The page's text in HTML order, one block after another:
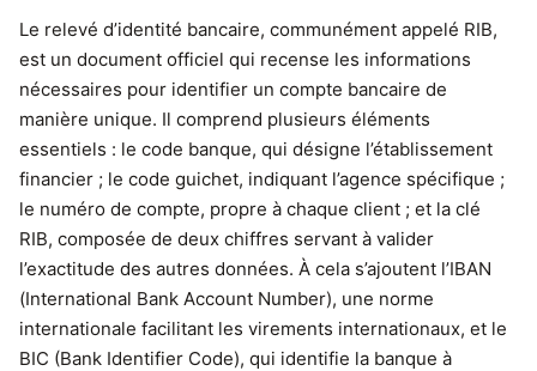
Le relevé d’identité bancaire, communément appelé RIB,
est un document officiel qui recense les informations
nécessaires pour identifier un compte bancaire de
manière unique. Il comprend plusieurs éléments
essentiels : le code banque, qui désigne l’établissement
financier ; le code guichet, indiquant l’agence spécifique ;
le numéro de compte, propre à chaque client ; et la clé
RIB, composée de deux chiffres servant à valider
l’exactitude des autres données. À cela s’ajoutent l’IBAN
(International Bank Account Number), une norme
internationale facilitant les virements internationaux, et le
BIC (Bank Identifier Code), qui identifie la banque à